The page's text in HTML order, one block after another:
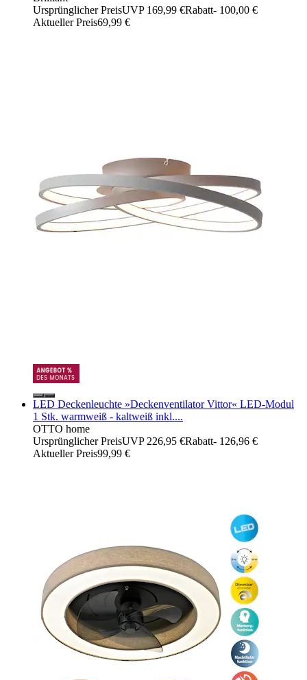
Ursprünglicher PreisUVP 169,99 €Rabatt- 100,00 €
Aktueller Preis69,99 €
LED Deckenleuchte »Deckenventilator Vittor« LED-Modul
1 Stk. warmweiß - kaltweiß inkl....
OTTO home
Ursprünglicher PreisUVP 226,95 €Rabatt- 126,96 €
Aktueller Preis99,99 €